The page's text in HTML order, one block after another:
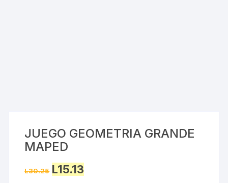
JUEGO GEOMETRIA GRANDE
MAPED
L30.25 Original
price
L15.13price